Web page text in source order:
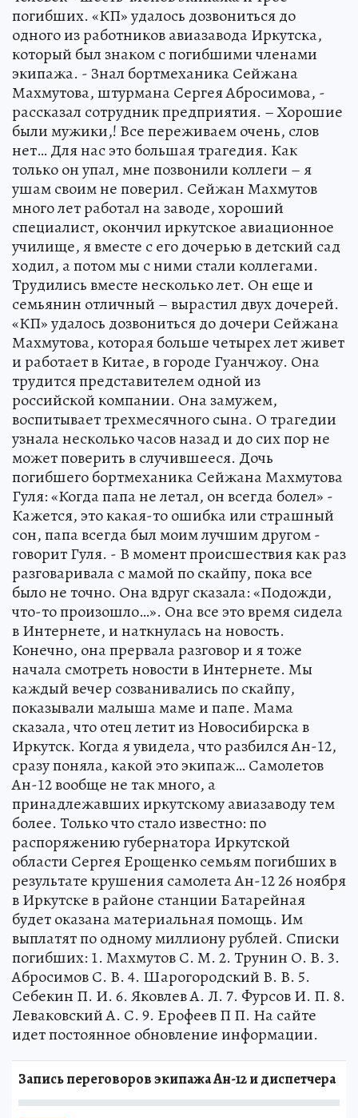
погибших. «КП» удалось дозвониться до
одного из работников авиазавода Иркутска,
который был знаком с погибшими членами
экипажа. - Знал бортмеханика Сейжана
Махмутова, штурмана Сергея Абросимова, -
рассказал сотрудник предприятия. – Хорошие
были мужики,! Все переживаем очень, слов
нет… Для нас это большая трагедия. Как
только он упал, мне позвонили коллеги – я
ушам своим не поверил. Сейжан Махмутов
много лет работал на заводе, хороший
специалист, окончил иркутское авиационное
училище, я вместе с его дочерью в детский сад
ходил, а потом мы с ними стали коллегами.
Трудились вместе несколько лет. Он еще и
семьянин отличный – вырастил двух дочерей.
«КП» удалось дозвониться до дочери Сейжана
Махмутова, которая больше четырех лет живет
и работает в Китае, в городе Гуанчжоу. Она
трудится представителем одной из
российской компании. Она замужем,
воспитывает трехмесячного сына. О трагедии
узнала несколько часов назад и до сих пор не
может поверить в случившееся. Дочь
погибшего бортмеханика Сейжана Махмутова
Гуля: «Когда папа не летал, он всегда болел» -
Кажется, это какая-то ошибка или страшный
сон, папа всегда был моим лучшим другом -
говорит Гуля. - В момент происшествия как раз
разговаривала с мамой по скайпу, пока все
было не точно. Она вдруг сказала: «Подожди,
что-то произошло…». Она все это время сидела
в Интернете, и наткнулась на новость.
Конечно, она прервала разговор и я тоже
начала смотреть новости в Интернете. Мы
каждый вечер созванивались по скайпу,
показывали малыша маме и папе. Мама
сказала, что отец летит из Новосибирска в
Иркутск. Когда я увидела, что разбился Ан-12,
сразу поняла, какой это экипаж… Самолетов
Ан-12 вообще не так много, а
принадлежавших иркутскому авиазаводу тем
более. Только что стало известно: по
распоряжению губернатора Иркутской
области Сергея Ерощенко семьям погибших в
результате крушения самолета Ан-12 26 ноября
в Иркутске в районе станции Батарейная
будет оказана материальная помощь. Им
выплатят по одному миллиону рублей. Списки
погибших: 1. Махмутов С. М. 2. Трунин О. В. 3.
Абросимов С. В. 4. Шарогородский В. В. 5.
Себекин П. И. 6. Яковлев А. Л. 7. Фурсов И. П. 8.
Леваковский А. С. 9. Ерофеев П П. На сайте
идет постоянное обновление информации.
Запись переговоров экипажа Ан-12 и диспетчера